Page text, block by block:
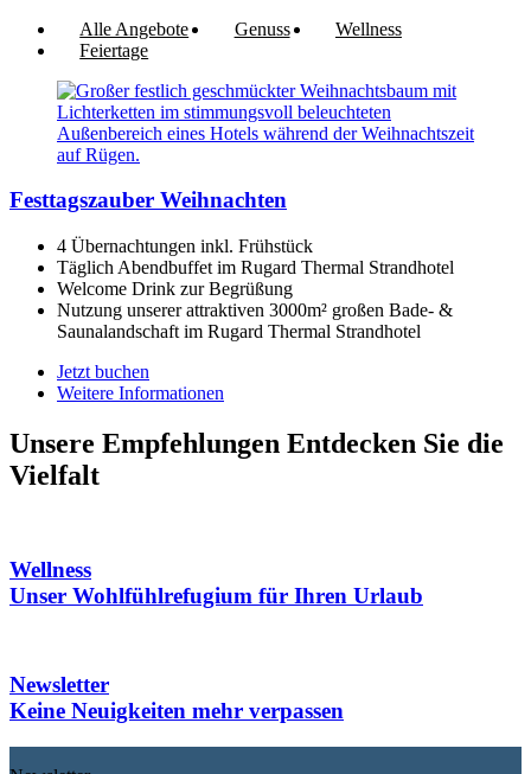
Alle Angebote
Genuss
Wellness
Feiertage
Festtagszauber Weihnachten
4 Übernachtungen inkl. Frühstück
Täglich Abendbuffet im Rugard Thermal Strandhotel
Welcome Drink zur Begrüßung
Nutzung unserer attraktiven 3000m² großen Bade- &
Saunalandschaft im Rugard Thermal Strandhotel
Jetzt buchen
Weitere Informationen
Unsere Empfehlungen Entdecken Sie die
Vielfalt
Unser Wohlfühlrefugium für Ihren Urlaub
Wellness
Keine Neuigkeiten mehr verpassen
Newsletter